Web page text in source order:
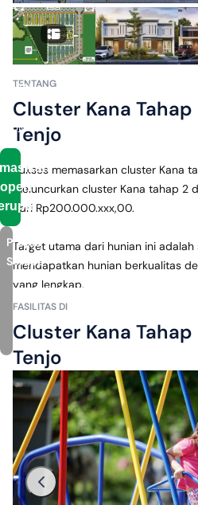
±
menit
SMAN
Tenjo
Proyek
Serupa
Indah Pesona Bogor
Ciampea Bogor
TENTANG
Cluster Kana
Tenjo
Sukses memasarkan cluster Kana
meluncurkan cluster Kana tahap 2
dari Rp200.000.xxx,00.
Target utama dari hunian ini
mendapatkan hunian berkualitas
yang lengkap.
Ada banyak keuntungan yang bisa
Kana tahap 2 ini, seperti
•	Premium club house
•	Area terbuka hijau
•	Konsep green belt pertama di
Selain itu, cluster Kana tahap 2
terintegrasi langsung dengan
jaraknya hanya 1,5 km dari
juga lengkap dari rumah sakit,
perbelanjaan.
FASILITAS DI
Cluster Kana
Tenjo